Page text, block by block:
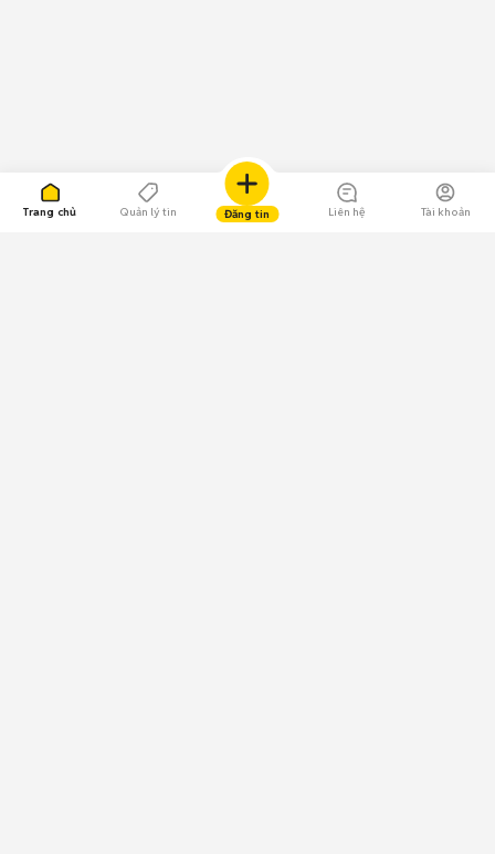
Trang chủ Quản lý tin Đăng tin Liên hệ Tài khoản